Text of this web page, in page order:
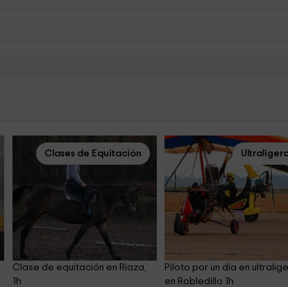
Clases de Equitación
Clase de equitación en Riaza,
1h
Piloto por un día en
en Robledillo 1h